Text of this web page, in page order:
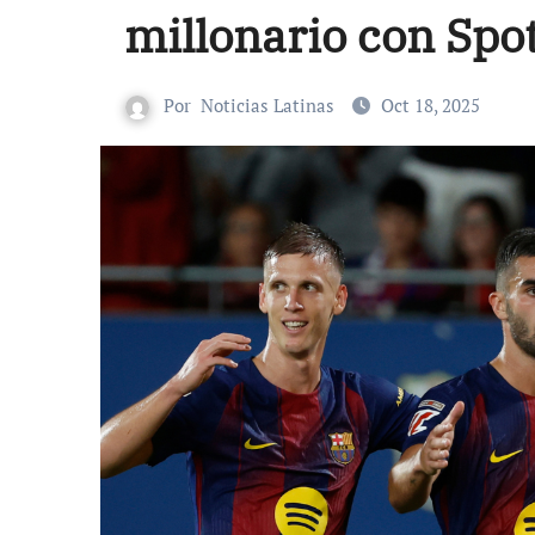
millonario con
Por Noticias Latinas Oct 18, 2025